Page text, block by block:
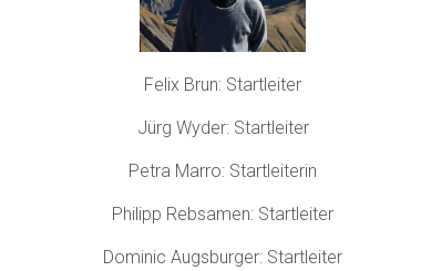
Felix Brun: Startleiter
Jürg Wyder: Startleiter
Petra Marro: Startleiterin
Philipp Rebsamen: Startleiter
Dominic Augsburger: Startleiter